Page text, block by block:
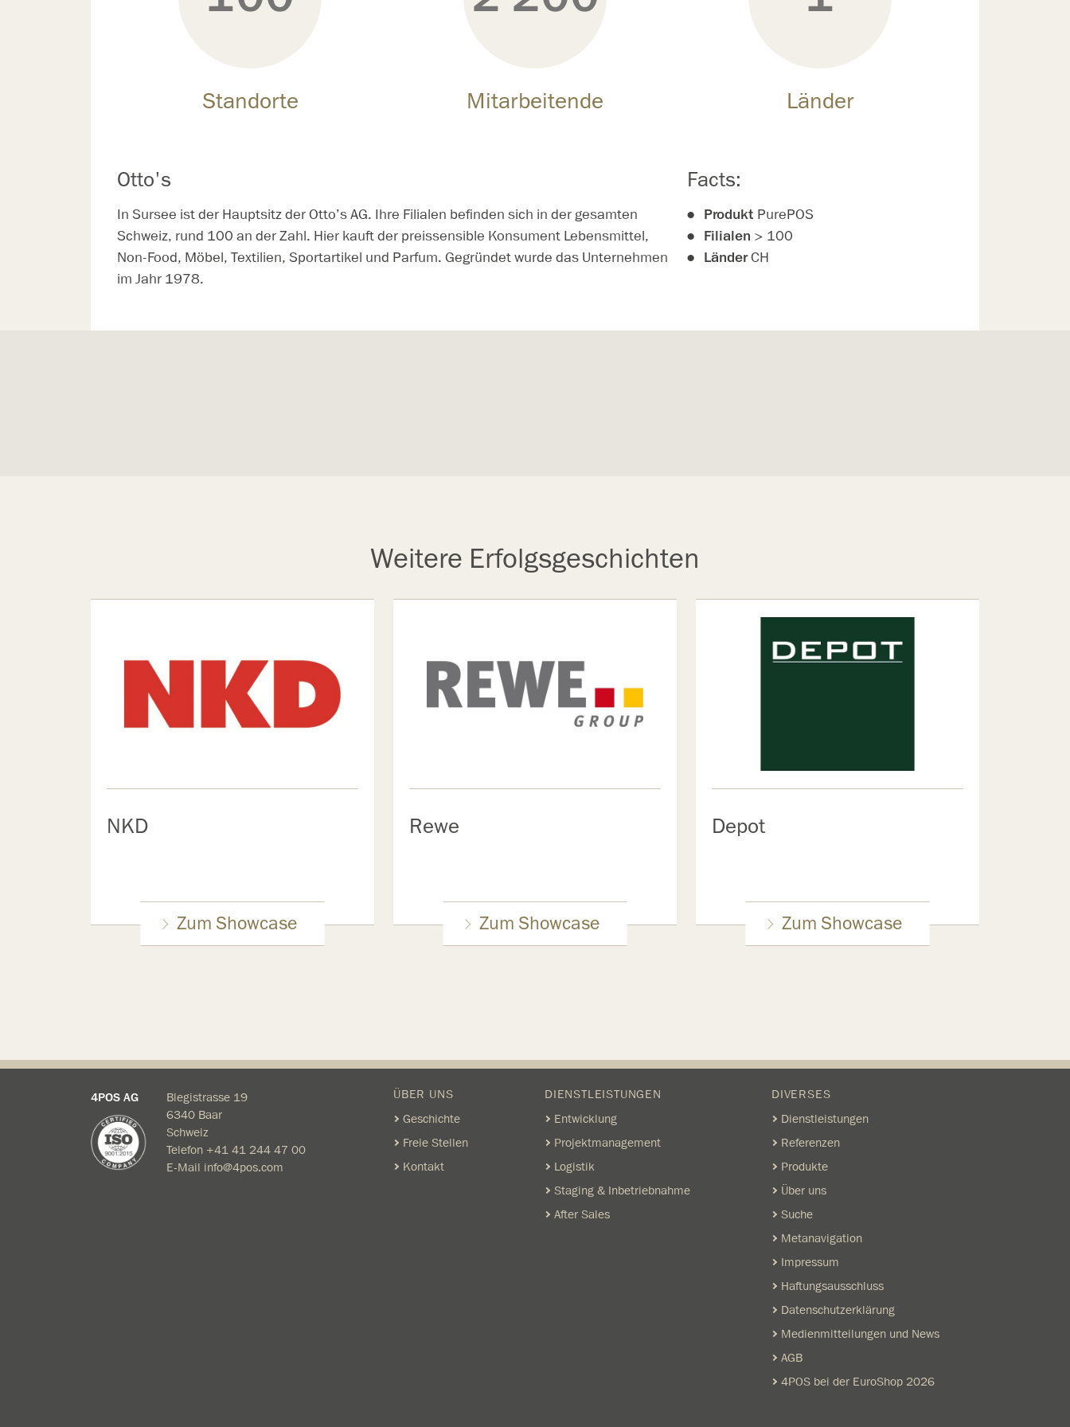
Standorte Mitarbeitende Länder
Otto's
In Sursee ist der Hauptsitz der Otto’s AG. Ihre Filialen befinden sich in der gesamten
Schweiz, rund 100 an der Zahl. Hier kauft der preissensible Konsument Lebensmittel,
Non-Food, Möbel, Textilien, Sportartikel und Parfum. Gegründet wurde das Unternehmen
im Jahr 1978.
Facts:
Produkt PurePOS
Filialen > 100
LänderCH
Weitere Erfolgsgeschichten
NKD
Zum Showcase
Rewe
Zum Showcase
Depot
Zum Showcase
4POS AG
Blegistrasse 19
6340 Baar
Schweiz
Telefon +41 41 244 47 00
E-Mail info@4pos.com
ÜBER UNS
Geschichte
Freie Stellen
Kontakt
DIENSTLEISTUNGEN
Entwicklung
Projektmanagement
Logistik
Staging & Inbetriebnahme
After Sales
DIVERSES
Dienstleistungen
Referenzen
Produkte
Über uns
Suche
Metanavigation
Impressum
Haftungsausschluss
Datenschutzerklärung
Medienmitteilungen und News
AGB
4POS bei der EuroShop 2026